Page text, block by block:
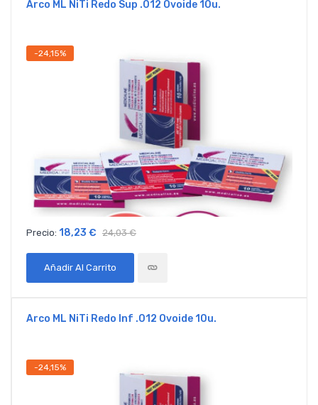
Arco ML NiTi Redo Sup .012 Ovoide 10u.
-24,15%
Precio: 18,23 € 24,03 €
Añadir Al Carrito
Arco ML NiTi Redo Inf .012 Ovoide 10u.
-24,15%